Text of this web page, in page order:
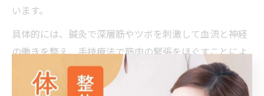
います。
具体的には、鍼灸で深層筋やツボを刺激して血流と神経
の働きを整え、手技療法で筋肉の緊張をほぐすことによ
り、違和感や重さの原因を根本からケアします。これに
より「朝起きた時の肩の重さが軽減した」「仕事中の違